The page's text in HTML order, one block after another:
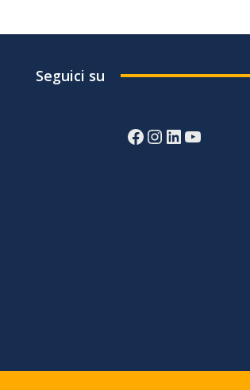
Seguici su
Facebook
Instagram
LinkedIn
YouTube